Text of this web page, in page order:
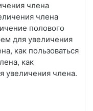
члена
члена
полового
для увеличения
как пользоваться
как
увеличения члена.